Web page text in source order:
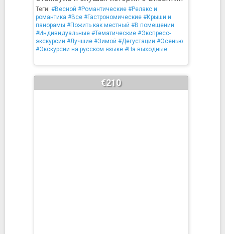
Теги: #Весной #Романтические #Релакс и
романтика #Все #Гастрономические #Крыши и
панорамы #Пожить как местный #В помещении
#Индивидуальные #Тематические #Экспресс-
экскурсии #Лучшие #Зимой #Дегустации #Осенью
#Экскурсии на русском языке #На выходные
€210